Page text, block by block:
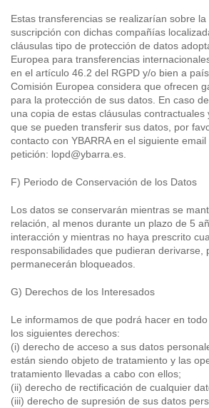
Estas transferencias se realizarían sobre
suscripción con dichas compañías
cláusulas tipo de protección de datos
Europea para transferencias
en el artículo 46.2 del RGPD y/o bien a
Comisión Europea considera que ofrecen
para la protección de sus datos. En caso
una copia de estas cláusulas
que se pueden transferir sus datos, por
contacto con YBARRA en el siguiente
petición: lopd@ybarra.es.
F) Periodo de Conservación de los Datos
Los datos se conservarán mientras se
relación, al menos durante un plazo de 5
interacción y mientras no haya prescrito
responsabilidades que pudieran derivarse,
permanecerán bloqueados.
G) Derechos de los Interesados
Le informamos de que podrá hacer en
los siguientes derechos:
(i) derecho de acceso a sus datos
están siendo objeto de tratamiento y las
tratamiento llevadas a cabo con ellos;
(ii) derecho de rectificación de cualquier
(iii) derecho de supresión de sus datos